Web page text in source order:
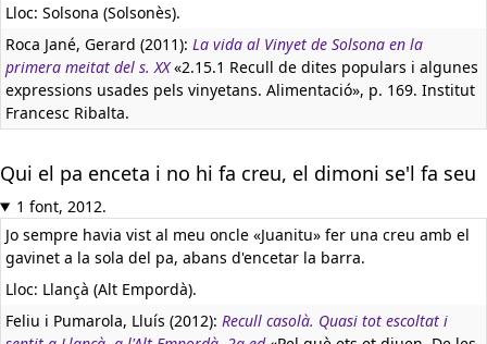
Lloc: Solsona (Solsonès).
Roca Jané, Gerard (2011): La vida al Vinyet de Solsona en la
primera meitat del s. XX«2.15.1 Recull de dites populars i algunes
expressions usades pels vinyetans. Alimentació», p. 169. Institut
Francesc Ribalta.
Qui el pa enceta i no hi fa creu, el dimoni se'l fa seu
1 font, 2012.
Jo sempre havia vist al meu oncle «Juanitu» fer una creu amb el
gavinet a la sola del pa, abans d'encetar la barra.
Lloc: Llançà (Alt Empordà).
Feliu i Pumarola, Lluís (2012): Recull casolà. Quasi tot escoltat i